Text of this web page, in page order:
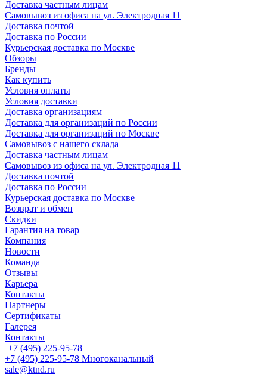
Доставка частным лицам
Самовывоз из офиса на ул. Электродная 11
Доставка почтой
Доставка по России
Курьерская доставка по Москве
Обзоры
Бренды
Как купить
Условия оплаты
Условия доставки
Доставка организациям
Доставка для организаций по России
Доставка для организаций по Москве
Самовывоз с нашего склада
Доставка частным лицам
Самовывоз из офиса на ул. Электродная 11
Доставка почтой
Доставка по России
Курьерская доставка по Москве
Возврат и обмен
Скидки
Гарантия на товар
Компания
Новости
Команда
Отзывы
Карьера
Контакты
Партнеры
Сертификаты
Галерея
Контакты
+7 (495) 225-95-78
+7 (495) 225-95-78 Многоканальный
sale@ktnd.ru